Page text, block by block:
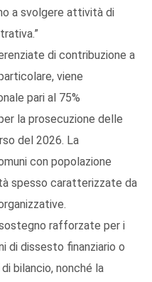
a svolgere attività di
di contribuzione a
viene
pari al 75%
la prosecuzione delle
del 2026. La
con popolazione
spesso caratterizzate da
rafforzate per i
di dissesto finanziario o
bilancio, nonché la